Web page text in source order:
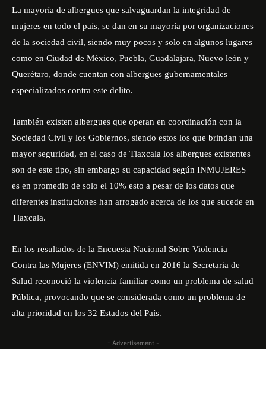
La mayoría de albergues que salvaguardan la integridad de
mujeres en todo el país, se dan en su mayoría por organizaciones
de la sociedad civil, siendo muy pocos y solo en algunos lugares
como en Ciudad de México, Puebla, Guadalajara, Nuevo león y
Querétaro, donde cuentan con albergues gubernamentales
especializados contra este delito.
También existen albergues que operan en coordinación con la
Sociedad Civil y los Gobiernos, siendo estos los que brindan una
mayor seguridad, en el caso de Tlaxcala los albergues existentes
son de este tipo, sin embargo su capacidad según INMUJERES
es en promedio de solo el 10% esto a pesar de los datos que
diferentes instituciones han arrogado acerca de los que sucede en
Tlaxcala.
En los resultados de la Encuesta Nacional Sobre Violencia
Contra las Mujeres (ENVIM) emitida en 2016 la Secretaria de
Salud reconoció la violencia familiar como un problema de salud
Pública, provocando que se considerada como un problema de
alta prioridad en los 32 Estados del País.
- Advertisement -